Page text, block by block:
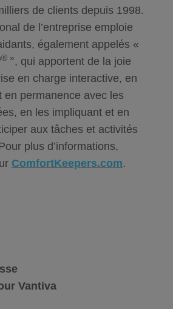
de clients depuis 1998.
de l’entreprise emploie
également appelés «
», qui apportent de la joie
en charge interactive, en
en permanence avec les
en les impliquant et en
aux tâches et activités
plus d’informations,
ComfortKeepers.com.
presse
Vantiva